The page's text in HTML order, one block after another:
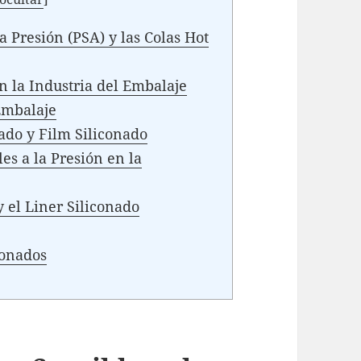
Presión (PSA) y las Colas Hot
la Industria del Embalaje
y Film Siliconado
a la Presión en la
el Liner Siliconado